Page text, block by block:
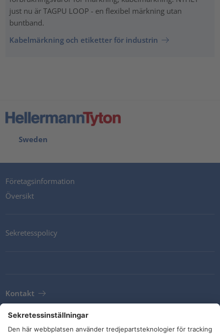
just nu är TAGPU LOOP - en flexibel märkning utan
buntband.
Kabelmärkning och etiketter för industrin
Sweden
Företagsinformation
Översikt
Sekretesspolicy
Kontakt